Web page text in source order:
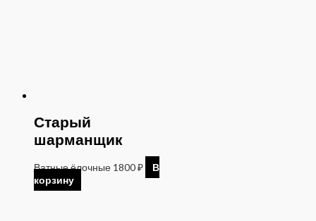
Старый
шарманщик
Ватные ёлочные 1800₽
В
корзину